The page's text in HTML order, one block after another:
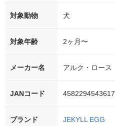
対象動物 犬
対象年齢 2ヶ月〜
メーカー名 アルク・ロース
JANコード 4582294543617
ブランド JEKYLL EGG